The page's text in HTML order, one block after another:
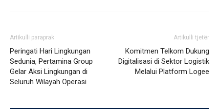
Artikulli paraprak
Peringati Hari Lingkungan
Sedunia, Pertamina Group
Gelar Aksi Lingkungan di
Seluruh Wilayah Operasi
Artikulli tjetër
Komitmen Telkom Dukung
Digitalisasi di Sektor Logistik
Melalui Platform Logee